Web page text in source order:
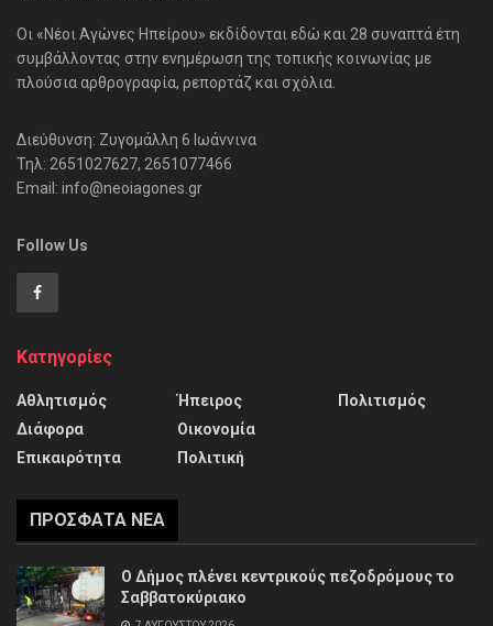
Οι «Νέοι Αγώνες Ηπείρου» εκδίδονται εδώ και 28 συναπτά έτη
συμβάλλοντας στην ενημέρωση της τοπικής κοινωνίας με
πλούσια αρθρογραφία, ρεπορτάζ και σχόλια.
Διεύθυνση: Ζυγομάλλη 6 Ιωάννινα
Τηλ: 2651027627, 2651077466
Email: info@neoiagones.gr
Follow Us
Κατηγορίες
Αθλητισμός
Διάφορα
Επικαιρότητα
Ήπειρος
Οικονομία
Πολιτική
Πολιτισμός
ΠΡΌΣΦΑΤΑ ΝΈΑ
Ο Δήμος πλένει κεντρικούς πεζοδρόμους το
Σαββατοκύριακο